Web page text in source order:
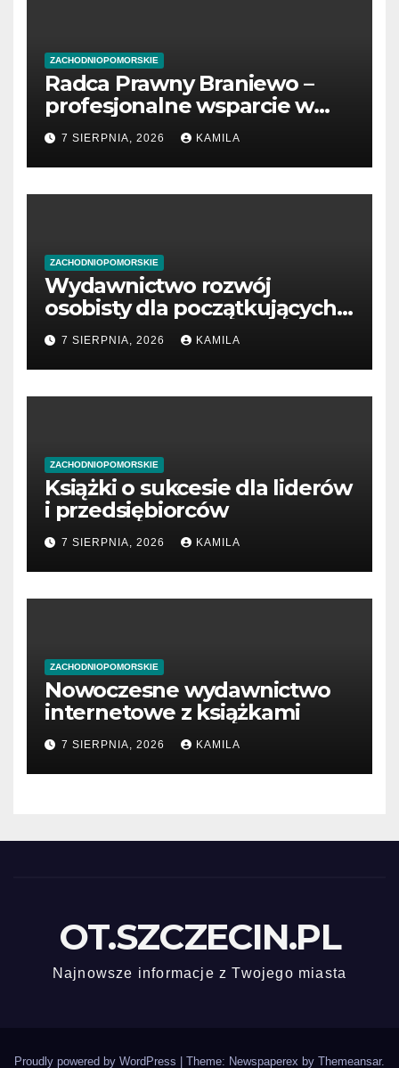
ZACHODNIOPOMORSKIE
Radca Prawny Braniewo –
profesjonalne wsparcie w
sprawach prawnych
7 SIERPNIA, 2026 KAMILA
ZACHODNIOPOMORSKIE
Wydawnictwo rozwój
osobisty dla początkujących
przedsiębiorców
7 SIERPNIA, 2026 KAMILA
ZACHODNIOPOMORSKIE
Książki o sukcesie dla liderów
i przedsiębiorców
7 SIERPNIA, 2026 KAMILA
ZACHODNIOPOMORSKIE
Nowoczesne wydawnictwo
internetowe z książkami
7 SIERPNIA, 2026 KAMILA
OT.SZCZECIN.PL
Najnowsze informacje z Twojego miasta
Proudly powered by WordPress Theme: Newspaperex by Themeansar.